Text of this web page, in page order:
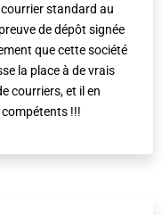
courrier standard au
de dépôt signée
que cette société
la place à de vrais
courriers, et il en
compétents !!!